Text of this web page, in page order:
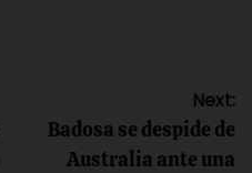
Next:
Badosa se despide de
Australia ante una